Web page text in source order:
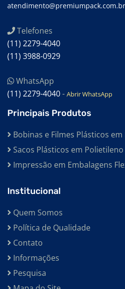
atendimento@premiumpack.com.br
Telefones
(11) 2279-4040
(11) 3988-0929
WhatsApp
(11) 2279-4040- Abrir WhatsApp
Principais Produtos
Bobinas e Filmes Plásticos
Sacos Plásticos em Polietileno
Impressão em Embalagens
Institucional
Quem Somos
Política de Qualidade
Contato
Informações
Pesquisa